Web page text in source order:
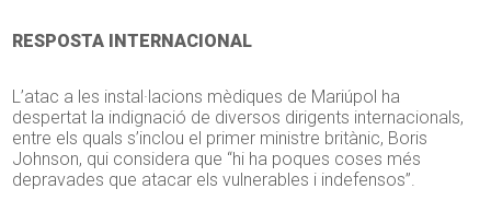
RESPOSTA INTERNACIONAL
L’atac a les instal·lacions mèdiques de Mariúpol ha
despertat la indignació de diversos dirigents internacionals,
entre els quals s’inclou el primer ministre britànic, Boris
Johnson, qui considera que “hi ha poques coses més
depravades que atacar els vulnerables i indefensos”.